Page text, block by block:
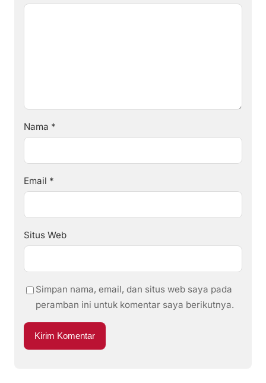
Nama *
Email *
Situs Web
Simpan nama, email, dan situs web saya pada
peramban ini untuk komentar saya berikutnya.